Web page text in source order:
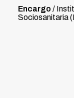
Encargo /
Sociosanitaria